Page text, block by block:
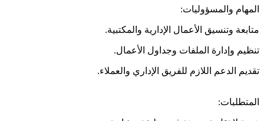
المهام والمسؤوليات:
متابعة وتنسيق الأعمال الإدارية والمكتبية.
تنظيم وإدارة الملفات وجداول الأعمال.
تقديم الدعم اللازم للفريق الإداري والعملاء.
المتطلبات: